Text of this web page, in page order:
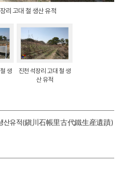
리 고대 철 생산 유적
생
진천 석장리 고대 철 생
산 유적
산유적(鎭川石帳里古代鐵生産遺蹟)